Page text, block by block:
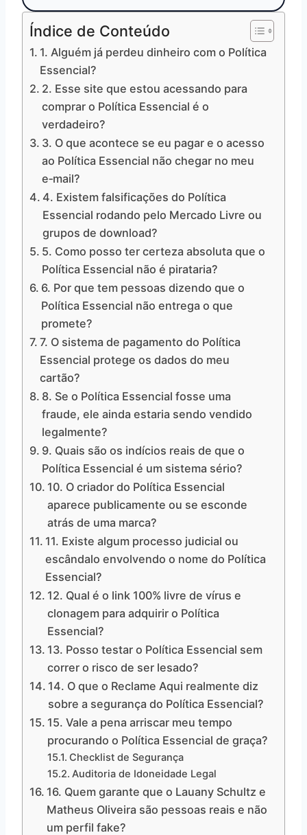
Índice de Conteúdo
1. Alguém já perdeu dinheiro com o Política
Essencial?
2. Esse site que estou acessando para
comprar o Política Essencial é o
verdadeiro?
3. O que acontece se eu pagar e o acesso
ao Política Essencial não chegar no meu
e‑mail?
4. Existem falsificações do Política
Essencial rodando pelo Mercado Livre ou
grupos de download?
5. Como posso ter certeza absoluta que o
Política Essencial não é pirataria?
6. Por que tem pessoas dizendo que o
Política Essencial não entrega o que
promete?
7. O sistema de pagamento do Política
Essencial protege os dados do meu
cartão?
8. Se o Política Essencial fosse uma
fraude, ele ainda estaria sendo vendido
legalmente?
9. Quais são os indícios reais de que o
Política Essencial é um sistema sério?
10. O criador do Política Essencial
aparece publicamente ou se esconde
atrás de uma marca?
11. Existe algum processo judicial ou
escândalo envolvendo o nome do Política
Essencial?
12. Qual é o link 100% livre de vírus e
clonagem para adquirir o Política
Essencial?
13. Posso testar o Política Essencial sem
correr o risco de ser lesado?
14. O que o Reclame Aqui realmente diz
sobre a segurança do Política Essencial?
15. Vale a pena arriscar meu tempo
procurando o Política Essencial de graça?
Checklist de Segurança
Auditoria de Idoneidade Legal
16. Quem garante que o Lauany Schultz e
Matheus Oliveira são pessoas reais e não
um perfil fake?